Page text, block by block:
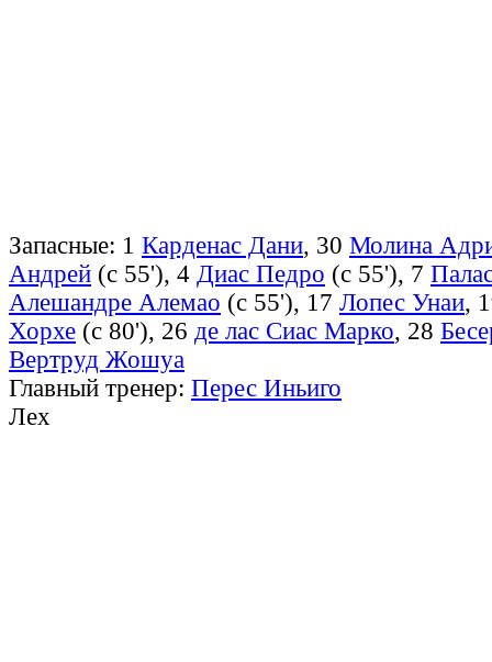
Запасные: 1 Карденас Дани, 30 Молина
Андрей (с 55'), 4 Диас Педро (с 55'), 7
Алешандре Алемао (с 55'), 17 Лопес Унаи,
Хорхе (с 80'), 26 де лас Сиас Марко, 28
Вертруд Жошуа
Главный тренер: Перес Иньиго
Лех